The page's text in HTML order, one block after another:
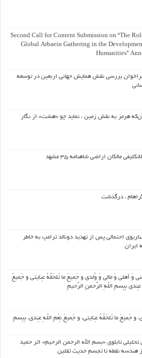
Second Call for Content Submission on “The
Global Arbaein Gathering in the
Humanities”
بررسی نقش همایش جهانی اربعین در توسعه
هرمز به نقش زمین ، نماید چو «هشت» از نگار
مالکان اراضی شاهنامه ۳۵ مشهد
، درگذشت
احتمالی پس از تهدید دونالد ترامپ به خاطر
ایران
وَ أهلی وَ مالی وَ وُلدی و جَمیعَ ما تَلحَقُهُ عِنایتی و جَمیعَ
عِندی بِبِسمِ اللّهِ الرَّحمنِ الرَّحیمِ
و جَمیعَ ما تَلحَقُهُ عِنایتی، و جَمیعَ نِعَمِ اللّهِ عِندی، بِبِسمِ
تحلیلی تابلوی «بسم الله الرحمن الرحیم» اثر حمید
هندسه نقطه تا تجسم حدیث ثقلین